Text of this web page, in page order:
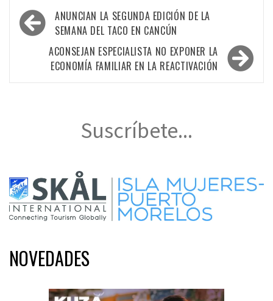
Navegación
de
entradas
ANUNCIAN LA SEGUNDA EDICIÓN DE LA
SEMANA DEL TACO EN CANCÚN
ACONSEJAN ESPECIALISTA NO EXPONER LA
ECONOMÍA FAMILIAR EN LA REACTIVACIÓN
Suscríbete...
NOVEDADES